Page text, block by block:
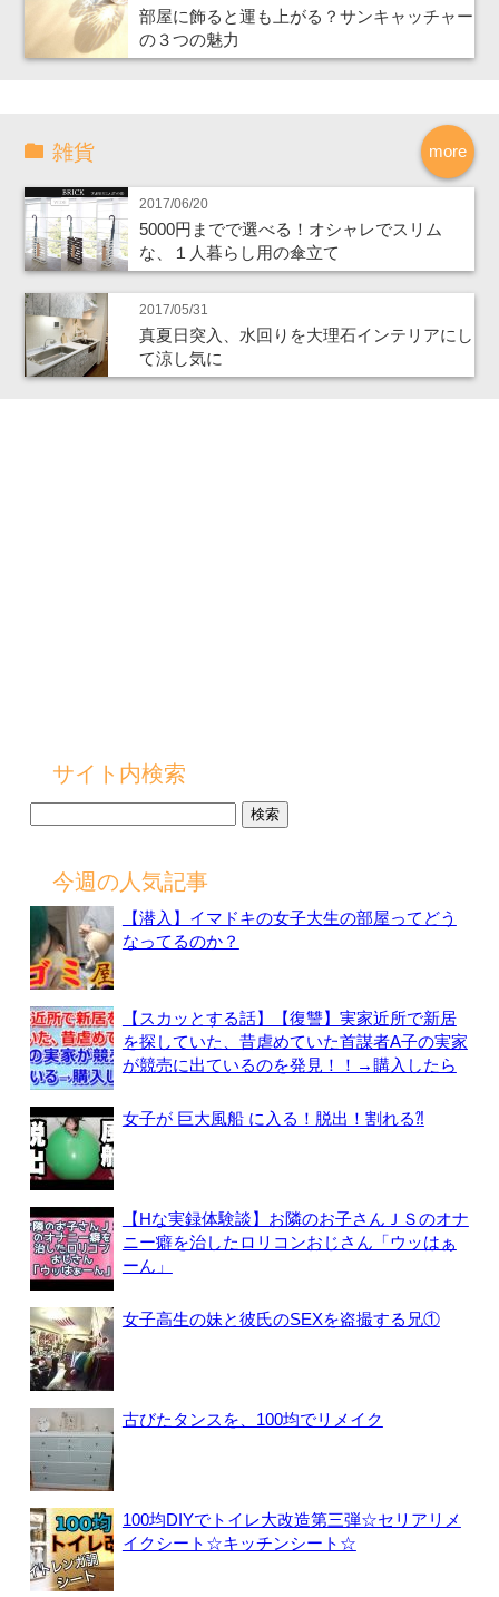
部屋に飾ると運も上がる？サンキャッチャー
の３つの魅力
more
雑貨
2017/06/20
5000円までで選べる！オシャレでスリム
な、１人暮らし用の傘立て
2017/05/31
真夏日突入、水回りを大理石インテリアにし
て涼し気に
サイト内検索
今週の人気記事
【潜入】イマドキの女子大生の部屋ってどう
なってるのか？
【スカッとする話】【復讐】実家近所で新居
を探していた、昔虐めていた首謀者A子の実家
が競売に出ているのを発見！！→購入したら
女子が 巨大風船 に入る！脱出！割れる⁈
【Hな実録体験談】お隣のお子さんＪＳのオナ
ニー癖を治したロリコンおじさん「ウッはぁ
ーん」
女子高生の妹と彼氏のSEXを盗撮する兄①
古びたタンスを、100均でリメイク
100均DIYでトイレ大改造第三弾☆セリアリメ
イクシート☆キッチンシート☆